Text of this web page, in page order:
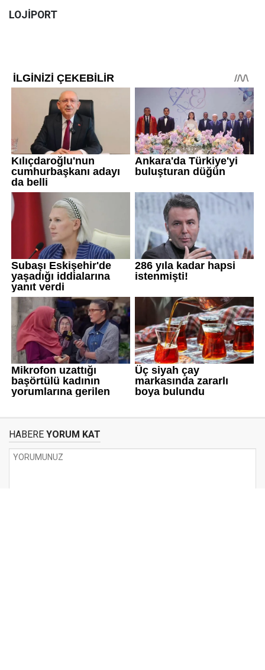
LOJİPORT
HABERE YORUM KAT